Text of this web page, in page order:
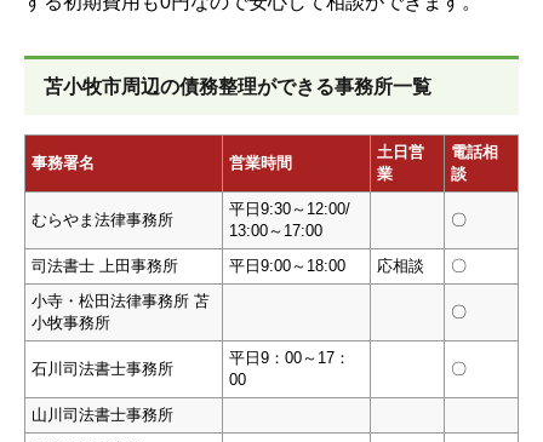
苫小牧市周辺の債務整理ができる事務所一覧
事務署名 営業時間
土日営
業
電話相
談
むらやま法律事務所
平日9:30～12:00/
13:00～17:00
〇
司法書士 上田事務所 平日9:00～18:00 応相談
〇
小寺・松田法律事務所 苫
小牧事務所
〇
石川司法書士事務所
平日9：00～17：
00
〇
山川司法書士事務所